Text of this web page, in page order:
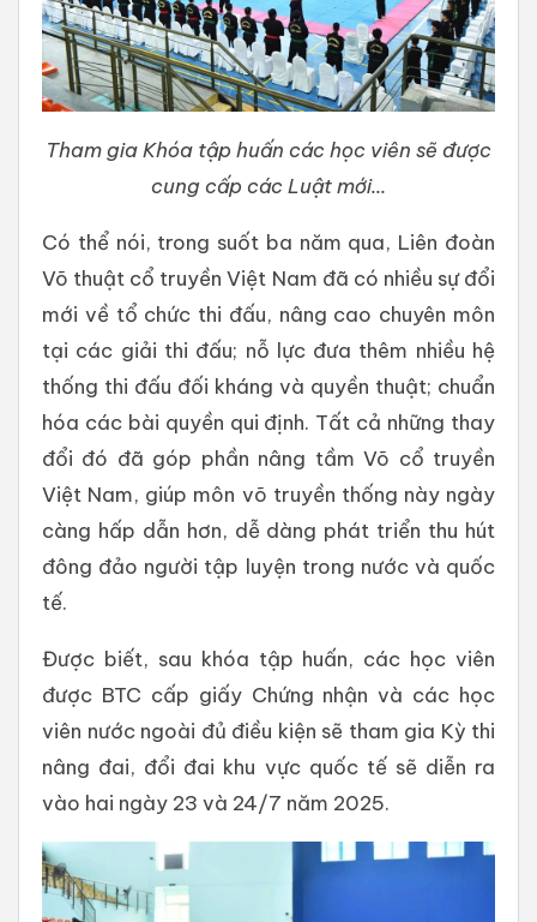
Tham gia Khóa tập huấn các học viên sẽ được
cung cấp các Luật mới...
Có thể nói, trong suốt ba năm qua, Liên đoàn
Võ thuật cổ truyền Việt Nam đã có nhiều sự đổi
mới về tổ chức thi đấu, nâng cao chuyên môn
tại các giải thi đấu; nỗ lực đưa thêm nhiều hệ
thống thi đấu đối kháng và quyền thuật; chuẩn
hóa các bài quyền qui định. Tất cả những thay
đổi đó đã góp phần nâng tầm Võ cổ truyền
Việt Nam, giúp môn võ truyền thống này ngày
càng hấp dẫn hơn, dễ dàng phát triển thu hút
đông đảo người tập luyện trong nước và quốc
tế.
Được biết, sau khóa tập huấn, các học viên
được BTC cấp giấy Chứng nhận và các học
viên nước ngoài đủ điều kiện sẽ tham gia Kỳ thi
nâng đai, đổi đai khu vực quốc tế sẽ diễn ra
vào hai ngày 23 và 24/7 năm 2025.